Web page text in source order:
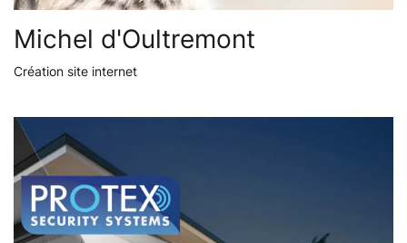
Michel d'Oultremont
Création site internet